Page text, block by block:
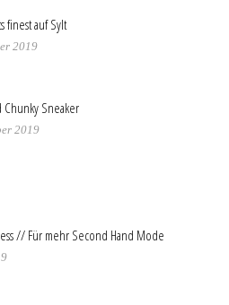
finest auf Sylt
2019
Sneaker
2019
// Für mehr Second Hand Mode